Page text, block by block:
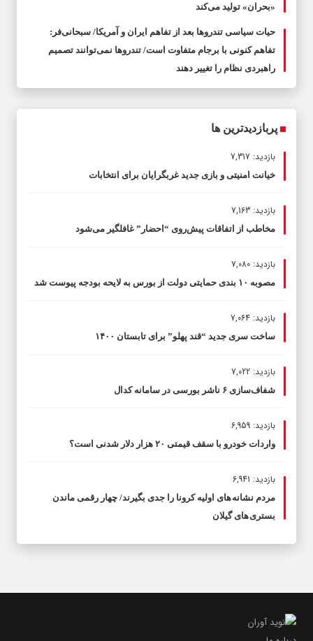
«بحران» تولید می‌کند
حیات سیاسی تندروها بعد از تفاهم ایران و آمریکا/ سبحانی‌فر:
تفاهم کنونی با برجام متفاوت است/ تندروها نمی‌توانند تصمیم
راهبردی نظام را تغییر دهند
پربازدیدترین ها
بازدید: 7,317
خیانت امنیتی و بازی جدید غربگرایان برای انتخابات
بازدید: 7,163
مخاطب از اتفاقات پیش‌روی “احضار” غافلگیر می‌شود
بازدید: 7,080
مصوبه ۱۰ بندی حمایتی دولت از بورس به لایحه بودجه پیوست شد
بازدید: 7,064
ساخت سری جدید “قند پهلو” برای تابستان ۱۴۰۰
بازدید: 7,022
شفاف‌سازی ۶ ناشر بورسی در سامانه کدال
بازدید: 6,959
واردات خودرو با سقف قیمتی ۲۰ هزار دلار شدنی است؟
بازدید: 6,941
مردم نشانه های اولیه کرونا را جدی بگیرند/ چهار رقمی ماندن
بستری های گیلان